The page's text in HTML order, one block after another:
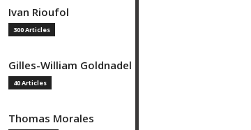
Ivan Rioufol
300 Articles
Gilles-William Goldnadel
40 Articles
Thomas Morales